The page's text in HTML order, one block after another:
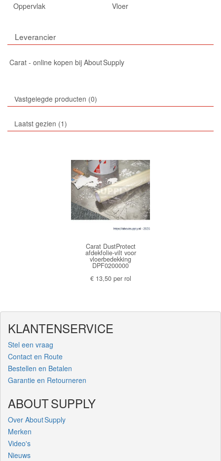
Oppervlak
Vloer
Leverancier
Carat - online kopen bij About Supply
Vastgelegde producten 0
Laatst gezien 1
Carat DustProtect
afdekfolie-vilt voor
vloerbedekking
DPF0200000
€ 13,50 per rol
KLANTENSERVICE
Stel een vraag
Contact en Route
Bestellen en Betalen
Garantie en Retourneren
ABOUT SUPPLY
Over About Supply
Merken
Video's
Nieuws